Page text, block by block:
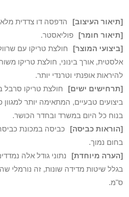
[תיאור העיצוב]
הדפסה דו צדדית
[תיאור חומר]
פוליאסטר.
[ביצועי המוצר]
חולצת טריקו עם
אלסטית, אורך בינוני, חולצת טריקו
להיראות אופנתי וטרנדי יותר.
[תרחישים ישים]
חולצת טריקו סרבל
ביצועים טבעיים, המתאימה יותר למגוון
בנוח כל היום במשרד ובחדר הכושר.
[הוראות כביסה]
כביסה במכונת
בחום נמוך.
[הערה מיוחדת]
נתוני גודל אלה
ס"מ.